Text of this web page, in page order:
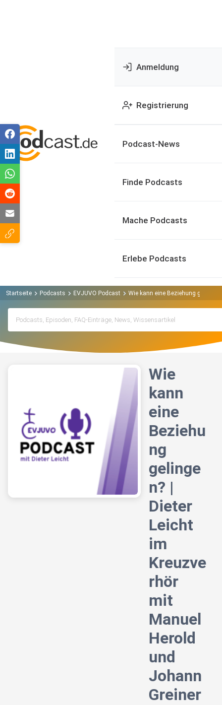
Anmeldung
Registrierung
Podcast-News
Finde Podcasts
Mache Podcasts
Erlebe Podcasts
Startseite Podcasts EVJUVO Podcast Wie kann eine Beziehung
Wie
kann
eine
Beziehu
ng
gelinge
n? |
Dieter
Leicht
im
Kreuzve
rhör
mit
Manuel
Herold
und
Johann
Greiner